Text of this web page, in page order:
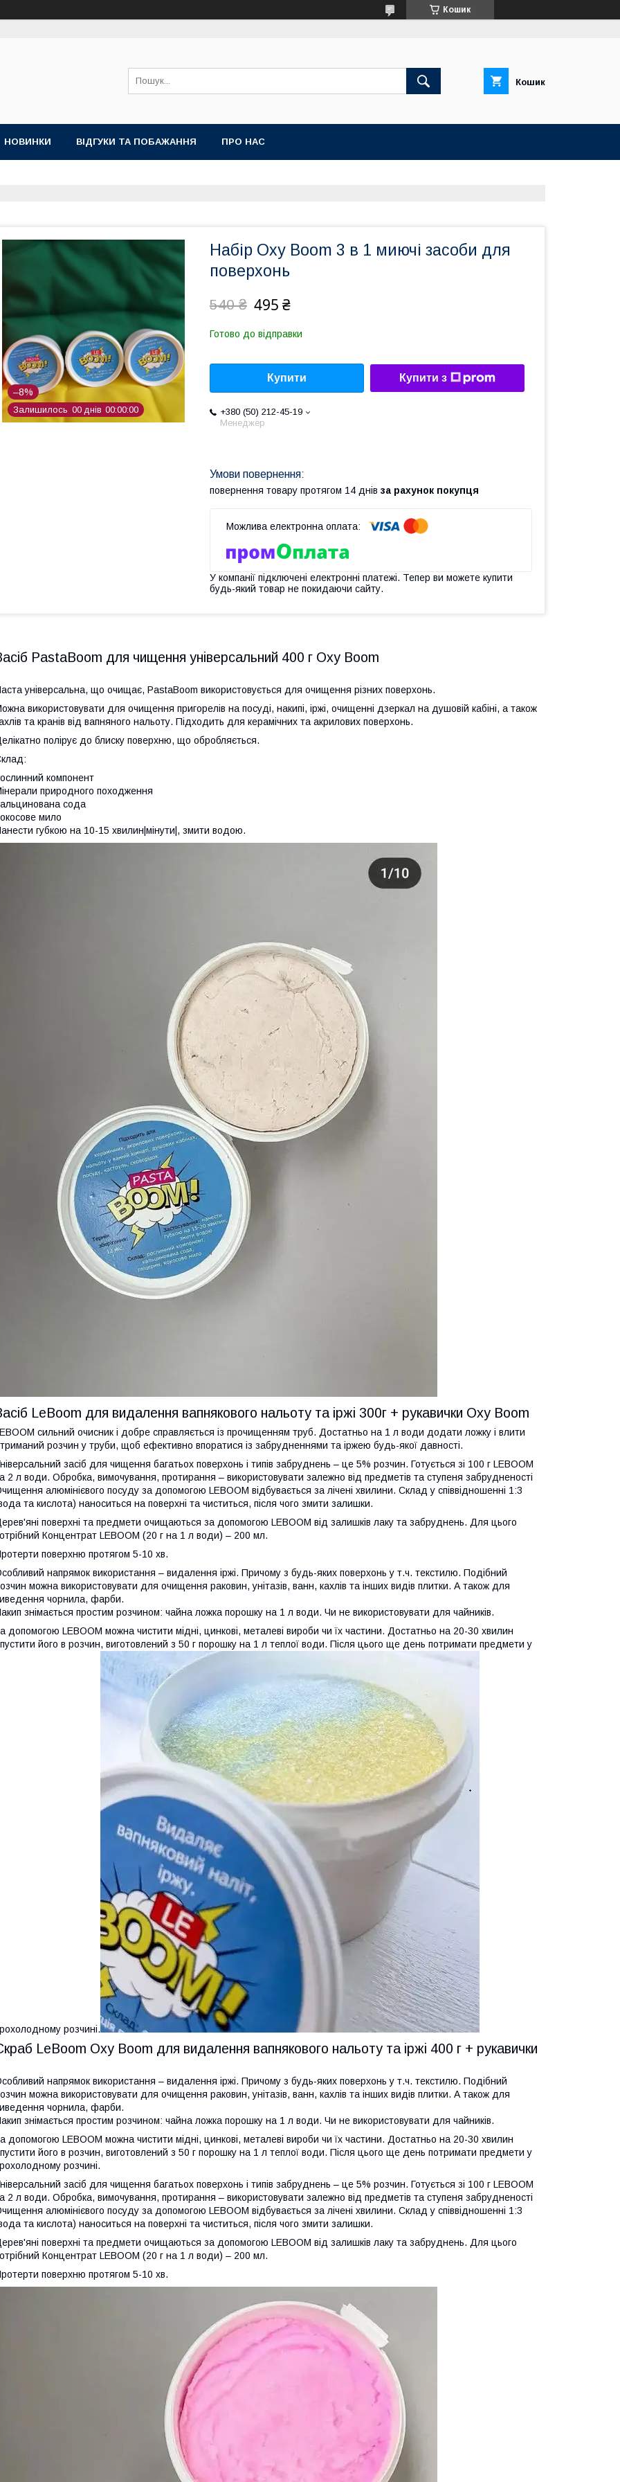
Кошик
Кошик
НОВИНКИ ВІДГУКИ ТА ПОБАЖАННЯ ПРО НАС
–8%
Залишилось 00 днів 00 00 00
Набір Oxy Boom 3 в 1 миючі засоби для
поверхонь
540 ₴ 495 ₴
Готово до відправки
Купити Купити з
+380 (50) 212-45-19
Менеджер
повернення товару протягом 14 днів за рахунок покупця
У компанії підключені електронні платежі. Тепер ви можете купити
будь-який товар не покидаючи сайту.
PastaBoom для чищення універсальний 400 г Oxy Boom
універсальна, що очищає, PastaBoom використовується для очищення різних поверхонь.
використовувати для очищення пригорелів на посуді, накипі, іржі, очищенні дзеркал на душовій кабіні, а також
та кранів від вапняного нальоту. Підходить для керамічних та акрилових поверхонь.
полірує до блиску поверхню, що обробляється.
компонент
природного походження
сода
мило
губкою на 10-15 хвилин|мінути|, змити водою.
LeBoom для видалення вапнякового нальоту та іржі 300г + рукавички Oxy Boom
сильний очисник і добре справляється із прочищенням труб. Достатньо на 1 л води додати ложку і влити
розчин у труби, щоб ефективно впоратися із забрудненнями та іржею будь-якої давності.
засіб для чищення багатьох поверхонь і типів забруднень – це 5% розчин. Готується зі 100 г LEBOOM
2 л води. Обробка, вимочування, протирання – використовувати залежно від предметів та ступеня забрудненості
алюмінієвого посуду за допомогою LEBOOM відбувається за лічені хвилини. Склад у співвідношенні 1:3
та кислота) наноситься на поверхні та чиститься, після чого змити залишки.
поверхні та предмети очищаються за допомогою LEBOOM від залишків лаку та забруднень. Для цього
Концентрат LEBOOM (20 г на 1 л води) – 200 мл.
поверхню протягом 5-10 хв.
напрямок використання – видалення іржі. Причому з будь-яких поверхонь у т.ч. текстилю. Подібний
можна використовувати для очищення раковин, унітазів, ванн, кахлів та інших видів плитки. А також для
чорнила, фарби.
знімається простим розчином: чайна ложка порошку на 1 л води. Чи не використовувати для чайників.
допомогою LEBOOM можна чистити мідні, цинкові, металеві вироби чи їх частини. Достатньо на 20-30 хвилин
його в розчин, виготовлений з 50 г порошку на 1 л теплої води. Після цього ще день потримати предмети у
розчині.
LeBoom Oxy Boom для видалення вапнякового нальоту та іржі 400 г + рукавички
напрямок використання – видалення іржі. Причому з будь-яких поверхонь у т.ч. текстилю. Подібний
можна використовувати для очищення раковин, унітазів, ванн, кахлів та інших видів плитки. А також для
чорнила, фарби.
знімається простим розчином: чайна ложка порошку на 1 л води. Чи не використовувати для чайників.
допомогою LEBOOM можна чистити мідні, цинкові, металеві вироби чи їх частини. Достатньо на 20-30 хвилин
його в розчин, виготовлений з 50 г порошку на 1 л теплої води. Після цього ще день потримати предмети у
розчині.
засіб для чищення багатьох поверхонь і типів забруднень – це 5% розчин. Готується зі 100 г LEBOOM
2 л води. Обробка, вимочування, протирання – використовувати залежно від предметів та ступеня забрудненості
алюмінієвого посуду за допомогою LEBOOM відбувається за лічені хвилини. Склад у співвідношенні 1:3
та кислота) наноситься на поверхні та чиститься, після чого змити залишки.
поверхні та предмети очищаються за допомогою LEBOOM від залишків лаку та забруднень. Для цього
Концентрат LEBOOM (20 г на 1 л води) – 200 мл.
поверхню протягом 5-10 хв.